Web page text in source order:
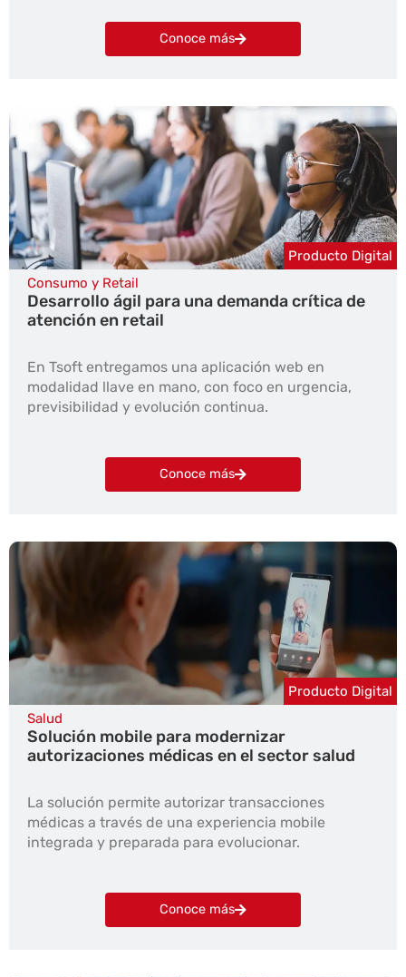
Conoce más
Producto Digital
Consumo y Retail
Desarrollo ágil para una demanda crítica de
atención en retail
En Tsoft entregamos una aplicación web en
modalidad llave en mano, con foco en urgencia,
previsibilidad y evolución continua.
Conoce más
Producto Digital
Salud
Solución mobile para modernizar
autorizaciones médicas en el sector salud
La solución permite autorizar transacciones
médicas a través de una experiencia mobile
integrada y preparada para evolucionar.
Conoce más